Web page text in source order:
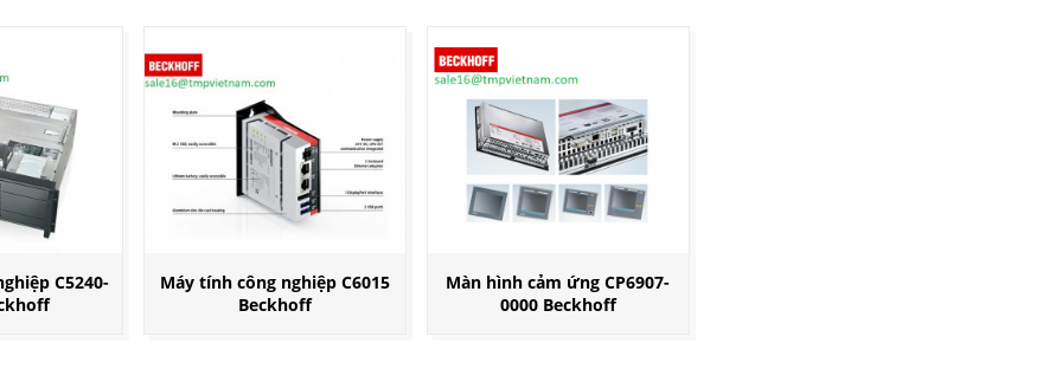
C5240-
Máy tính công nghiệp C6015
Beckhoff
Màn hình cảm ứng CP6907-
0000 Beckhoff